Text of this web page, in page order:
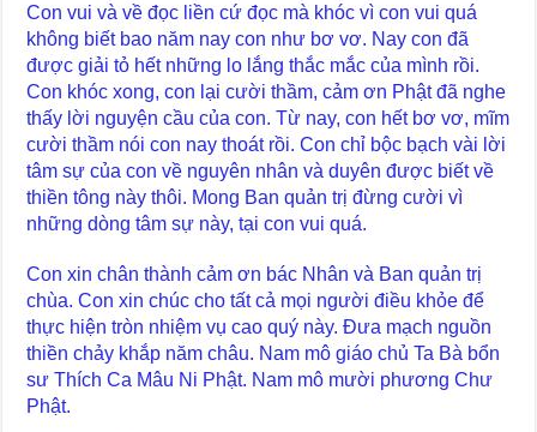
Con vui và về đọc liền cứ đọc mà khóc vì con vui quá
không biết bao năm nay con như bơ vơ. Nay con đã
được giải tỏ hết những lo lắng thắc mắc của mình rồi.
Con khóc xong, con lại cười thầm, cảm ơn Phật đã nghe
thấy lời nguyện cầu của con. Từ nay, con hết bơ vơ, mĩm
cười thầm nói con nay thoát rồi. Con chỉ bộc bạch vài lời
tâm sự của con về nguyên nhân và duyên được biết về
thiền tông này thôi. Mong Ban quản trị đừng cười vì
những dòng tâm sự này, tại con vui quá.
Con xin chân thành cảm ơn bác Nhân và Ban quản trị
chùa. Con xin chúc cho tất cả mọi người điều khỏe để
thực hiện tròn nhiệm vụ cao quý này. Đưa mạch nguồn
thiền chảy khắp năm châu. Nam mô giáo chủ Ta Bà bổn
sư Thích Ca Mâu Ni Phật. Nam mô mười phương Chư
Phật.